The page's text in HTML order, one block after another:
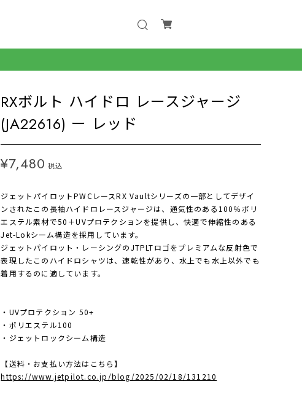
RXボルト ハイドロ レースジャージ
(JA22616) ー レッド
¥7,480 税込
ジェットパイロットPWCレースRX Vaultシリーズの一部としてデザイ
ンされたこの長袖ハイドロレースジャージは、通気性のある100％ポリ
エステル素材で50＋UVプロテクションを提供し、快適で伸縮性のある
Jet-Lokシーム構造を採用しています。
ジェットパイロット・レーシングのJTPLTロゴをプレミアムな反射色で
表現したこのハイドロシャツは、速乾性があり、水上でも水上以外でも
着用するのに適しています。
・UVプロテクション 50+
・ポリエステル100
・ジェットロックシーム構造
【送料・お支払い方法はこちら】
https://www.jetpilot.co.jp/blog/2025/02/18/131210